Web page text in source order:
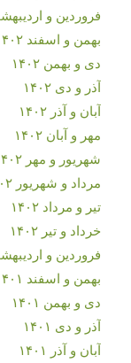
فروردین و اردیبهشت
بهمن و اسفند ۱۴۰۲
دی و بهمن ۱۴۰۲
آذر و دی ۱۴۰۲
آبان و آذر ۱۴۰۲
مهر و آبان ۱۴۰۲
شهریور و مهر ۱۴۰۲
مرداد و شهریور ۱۴۰۲
تیر و مرداد ۱۴۰۲
خرداد و تیر ۱۴۰۲
فروردین و اردیبهشت
بهمن و اسفند ۱۴۰۱
دی و بهمن ۱۴۰۱
آذر و دی ۱۴۰۱
آبان و آذر ۱۴۰۱